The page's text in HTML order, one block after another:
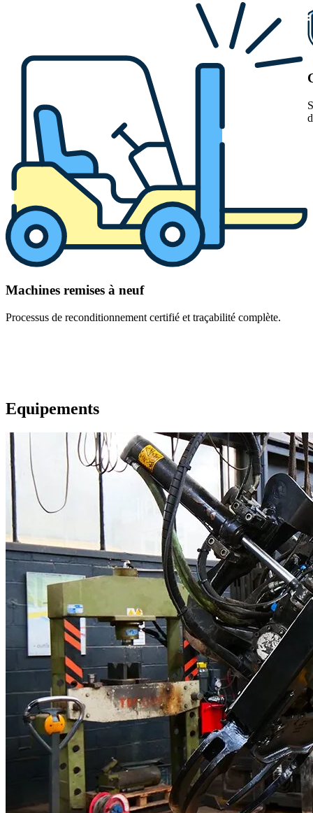
Machines remises à neuf
Processus de reconditionnement certifié et traçabilité complète.
Equipements